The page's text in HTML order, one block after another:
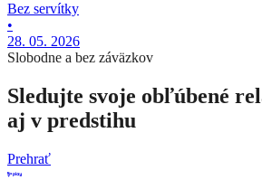
Bez servítky
•
28. 05. 2026
Slobodne a bez záväzkov
Sledujte svoje obľúbené
aj v predstihu
Prehrať